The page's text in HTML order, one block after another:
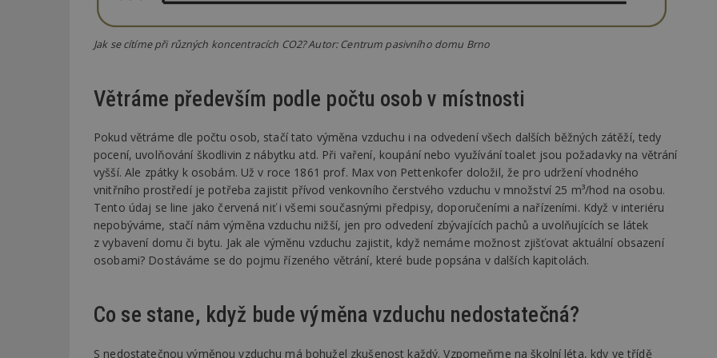
Jak se cítíme při různých koncentracích CO2? Autor: Centrum pasivního domu Brno
Větráme především podle počtu osob v místnosti
Pokud větráme dle počtu osob, stačí tato výměna vzduchu i na odvedení všech dalších běžných zátěží, tedy
pocení, uvolňování škodlivin z nábytku atd. Při vaření, koupání nebo využívání toalet jsou požadavky na větrání
vyšší. Ale zpátky k osobám. Už v roce 1861 prof. Max von Pettenkofer doložil, že pro udržení vhodného
vnitřního prostředí je potřeba zajistit přívod venkovního čerstvého vzduchu v množství 25 m³/hod na osobu.
Tento údaj se line jako červená niť i všemi současnými předpisy, doporučeními a nařízeními. Když v interiéru
nepobýváme, stačí nám výměna vzduchu nižší, jen pro odvedení zbývajících pachů a uvolňujících se látek
z vybavení domu či bytu. Jak ale výměnu vzduchu zajistit, když nemáme možnost zjišťovat aktuální obsazení
osobami? Dostáváme se do pojmu řízeného větrání, které bude popsána v dalších kapitolách.
Co se stane, když bude výměna vzduchu nedostatečná?
S nedostatečnou výměnou vzduchu má bohužel zkušenost každý. Vzpomeňme na školní léta, kdy ve třídě
vzorkování dat definovaného limitem
_dc_gtm_UA-53599847-1
.estav.cz
uživatele
_hjFirstSeen
Hotjar Ltd
.estav.cz
29
minut
54
sekund
Soubor cookie je nastaven tak, aby
začátek cesty uživatele pro celkový
Neobsahuje žádné identifikovatelné
_hjAbsoluteSessionInProgress
Hotjar Ltd
.estav.cz
29
minut
sekund
Soubor cookie je nastaven tak, aby
začátek cesty uživatele pro celkový
Neobsahuje žádné identifikovatelné
counter www.estav.cz
29
Tento soubor cookie se používá k
__gfp_64b
Google LLC
1 rok
Jedná se o soubor cookie, který slouží